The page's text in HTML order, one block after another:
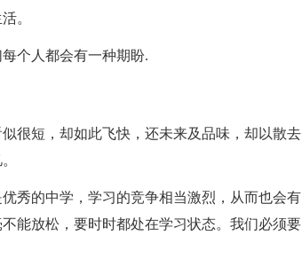
。
个人都会有一种期盼.
很短，却如此飞快，还未来及品味，却以散去
秀的中学，学习的竞争相当激烈，从而也会有
能放松，要时时都处在学习状态。我们必须要